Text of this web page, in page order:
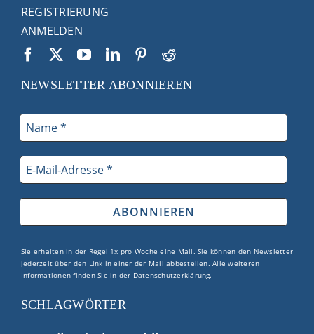
REGISTRIERUNG
ANMELDEN
NEWSLETTER ABONNIEREN
Sie erhalten in der Regel 1x pro Woche eine Mail. Sie können den Newsletter
jederzeit über den Link in einer der Mail abbestellen. Alle weiteren
Informationen finden Sie in der Datenschutzerklärung.
SCHLAGWÖRTER